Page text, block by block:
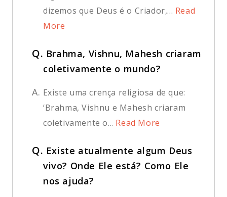
dizemos que Deus é o Criador,... Read
More
Q. Brahma, Vishnu, Mahesh criaram
coletivamente o mundo?
A. Existe uma crença religiosa de que:
‘Brahma, Vishnu e Mahesh criaram
coletivamente o... Read More
Q. Existe atualmente algum Deus
vivo? Onde Ele está? Como Ele
nos ajuda?